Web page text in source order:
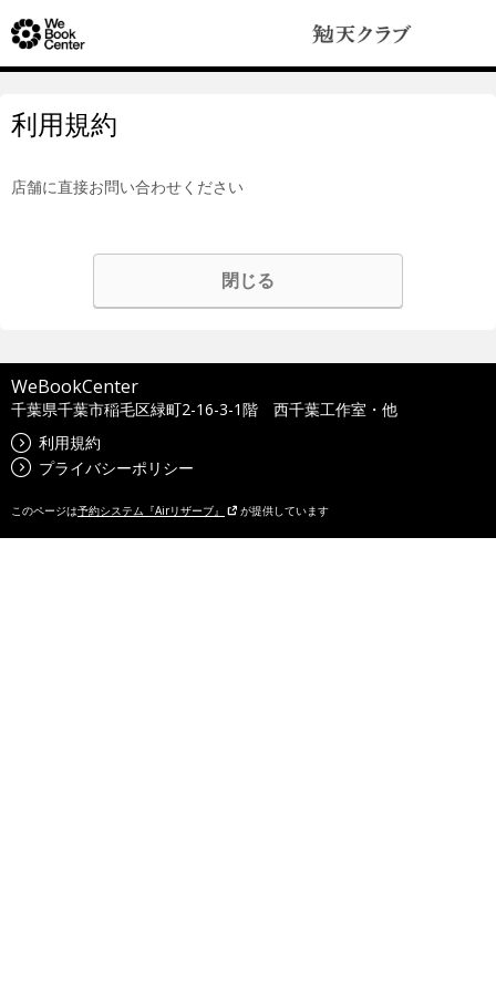
利用規約
店舗に直接お問い合わせください
閉じる
WeBookCenter
千葉県千葉市稲毛区緑町2-16-3-1階 西千葉工作室・他
利用規約
プライバシーポリシー
このページは予約システム『Airリザーブ』 が提供しています